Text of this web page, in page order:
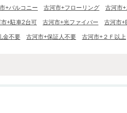
+バルコニー 古河市+フローリング 古河市
+駐車2台可 古河市+光ファイバー 古河市
金不要 古河市+保証人不要 古河市+２Ｆ以上